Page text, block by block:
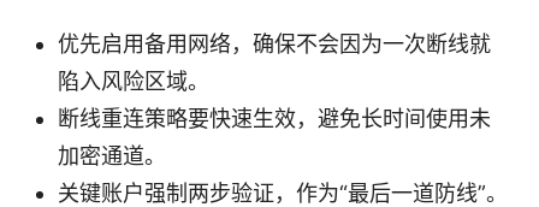
优先启用备用网络，确保不会因为一次断线就
陷入风险区域。
断线重连策略要快速生效，避免长时间使用未
加密通道。
关键账户强制两步验证，作为“最后一道防线”。